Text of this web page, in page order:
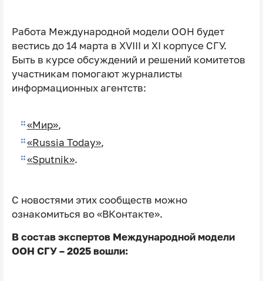
Работа Международной модели ООН будет
вестись до 14 марта в XVIII и XI корпусе СГУ.
Быть в курсе обсуждений и решений комитетов
участникам помогают журналисты
информационных агентств:
«Мир»,
«Russia Today»,
«Sputnik».
С новостями этих сообществ можно
ознакомиться во «ВКонтакте».
В состав экспертов Международной модели
ООН СГУ – 2025 вошли: